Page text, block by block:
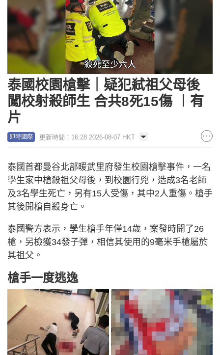
Unmute Loaded
19.36%
泰國校園槍擊｜疑犯弒祖父母後
闖校射殺師生 合共8死15傷 ︱有
片
即時國際 更新時間：16:28 2026-08-07 HKT
泰國首都曼谷北部暖武里府發生校園槍擊事件，一名
學生家中槍殺祖父母後，到校園行兇，造成3名老師
及3名學生死亡，另有15人受傷，其中2人重傷。槍手
其後開槍自殺身亡。
泰國警方表示，學生槍手年僅14歲，案發時開了26
槍，另檢獲34發子彈，相信其使用的9毫米手槍屬於
其祖父。
槍手一度逃逸